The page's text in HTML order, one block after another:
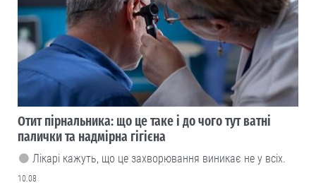
Отит пірнальника: що це таке і до чого тут ватні
палички та надмірна гігієна
Лікарі кажуть, що це захворювання виникає не у всіх.
10.08